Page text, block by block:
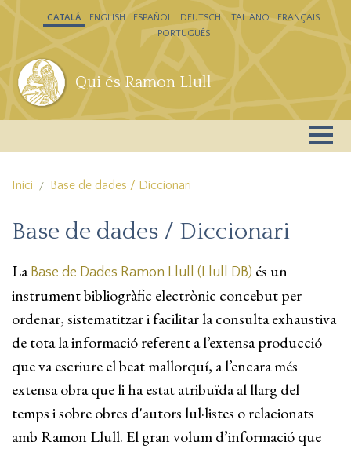
Vés al contingut
Qui és Ramon Llull
CATALÁ ENGLISH ESPAÑOL DEUTSCH ITALIANO
FRANÇAIS
PORTUGUÊS
Inici Base de dades / Diccionari
Base de dades / Diccionari
La Base de Dades Ramon Llull (Llull DB) és un
instrument bibliogràfic electrònic concebut per
ordenar, sistematitzar i facilitar la consulta exhaustiva
de tota la informació referent a l’extensa producció
que va escriure el beat mallorquí, a l’encara més
extensa obra que li ha estat atribuïda al llarg del
temps i sobre obres d'autors lul·listes o relacionats
amb Ramon Llull. El gran volum d’informació que